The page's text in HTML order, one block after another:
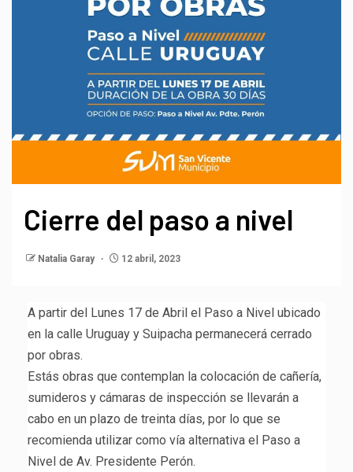
Cierre del paso a nivel
Natalia Garay 12 abril, 2023
A partir del Lunes 17 de Abril el Paso a Nivel ubicado
en la calle Uruguay y Suipacha permanecerá cerrado
por obras.
Estás obras que contemplan la colocación de cañería,
sumideros y cámaras de inspección se llevarán a
cabo en un plazo de treinta días, por lo que se
recomienda utilizar como vía alternativa el Paso a
Nivel de Av. Presidente Perón.